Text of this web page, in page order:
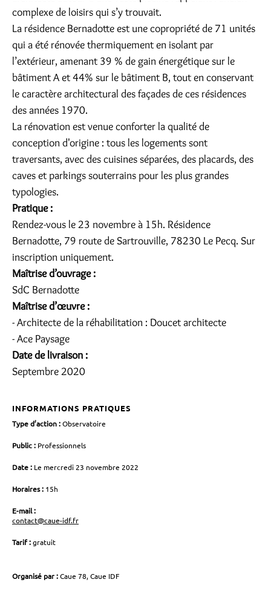
complexe de loisirs qui s’y trouvait.
La résidence Bernadotte est une copropriété de 71 unités
qui a été rénovée thermiquement en isolant par
l’extérieur, amenant 39 % de gain énergétique sur le
bâtiment A et 44% sur le bâtiment B, tout en conservant
le caractère architectural des façades de ces résidences
des années 1970.
La rénovation est venue conforter la qualité de
conception d'origine : tous les logements sont
traversants, avec des cuisines séparées, des placards, des
caves et parkings souterrains pour les plus grandes
typologies.
Pratique :
Rendez-vous le 23 novembre à 15h. Résidence
Bernadotte, 79 route de Sartrouville, 78230 Le Pecq. Sur
inscription uniquement.
Maîtrise d’ouvrage :
SdC Bernadotte
Maîtrise d’œuvre :
- Architecte de la réhabilitation : Doucet architecte
- Ace Paysage
Date de livraison :
Septembre 2020
INFORMATIONS PRATIQUES
Type d’action :Observatoire
Public : Professionnels
Date : Le mercredi 23 novembre 2022
Horaires : 15h
E-mail :
contact@caue-idf.fr
Tarif :gratuit
Organisé par :Caue 78, Caue IDF